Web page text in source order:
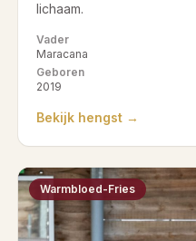
lichaam.
Vader
Maracana
Geboren
2019
Bekijk hengst →
Warmbloed-Fries